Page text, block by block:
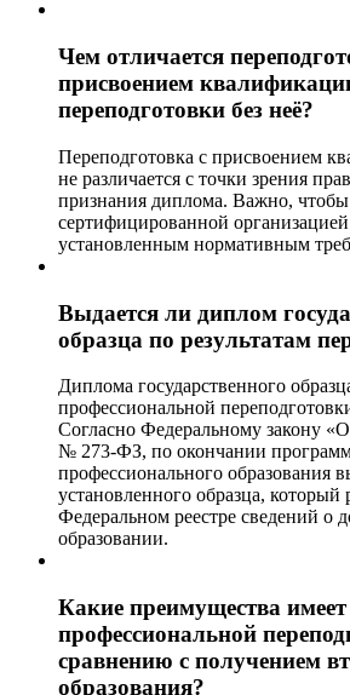
Чем отличается
присвоением
переподготовки без неё?
Переподготовка с присвоением
не различается с точки зрения
признания диплома. Важно,
сертифицированной организацией
установленным нормативным
Выдается ли диплом
образца по результатам
Диплома государственного
профессиональной
Согласно Федеральному закону
№ 273-ФЗ, по окончании
профессионального образования
установленного образца, который
Федеральном реестре сведений о
образовании.
Какие преимущества
профессиональной
сравнению с получением
образования?